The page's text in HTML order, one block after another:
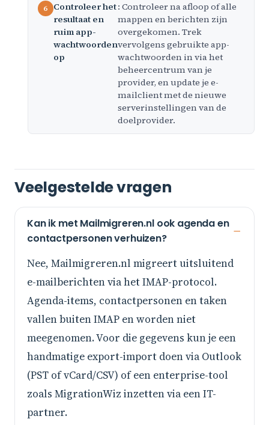
Controleer het
resultaat en
ruim app-
wachtwoorden
op
: Controleer na afloop of alle
mappen en berichten zijn
overgekomen. Trek
vervolgens gebruikte app-
wachtwoorden in via het
beheercentrum van je
provider, en update je e-
mailclient met de nieuwe
serverinstellingen van de
doelprovider.
Veelgestelde vragen
Kan ik met Mailmigreren.nl ook agenda en
contactpersonen verhuizen?
Nee, Mailmigreren.nl migreert uitsluitend
e-mailberichten via het IMAP-protocol.
Agenda-items, contactpersonen en taken
vallen buiten IMAP en worden niet
meegenomen. Voor die gegevens kun je een
handmatige export-import doen via Outlook
(PST of vCard/CSV) of een enterprise-tool
zoals MigrationWiz inzetten via een IT-
partner.